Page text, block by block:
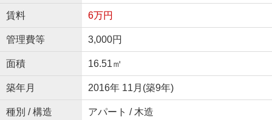
賃料 6万円
管理費等 3,000円
面積 16.51㎡
築年月 2016年 11月(築9年)
種別 / 構造 アパート / 木造